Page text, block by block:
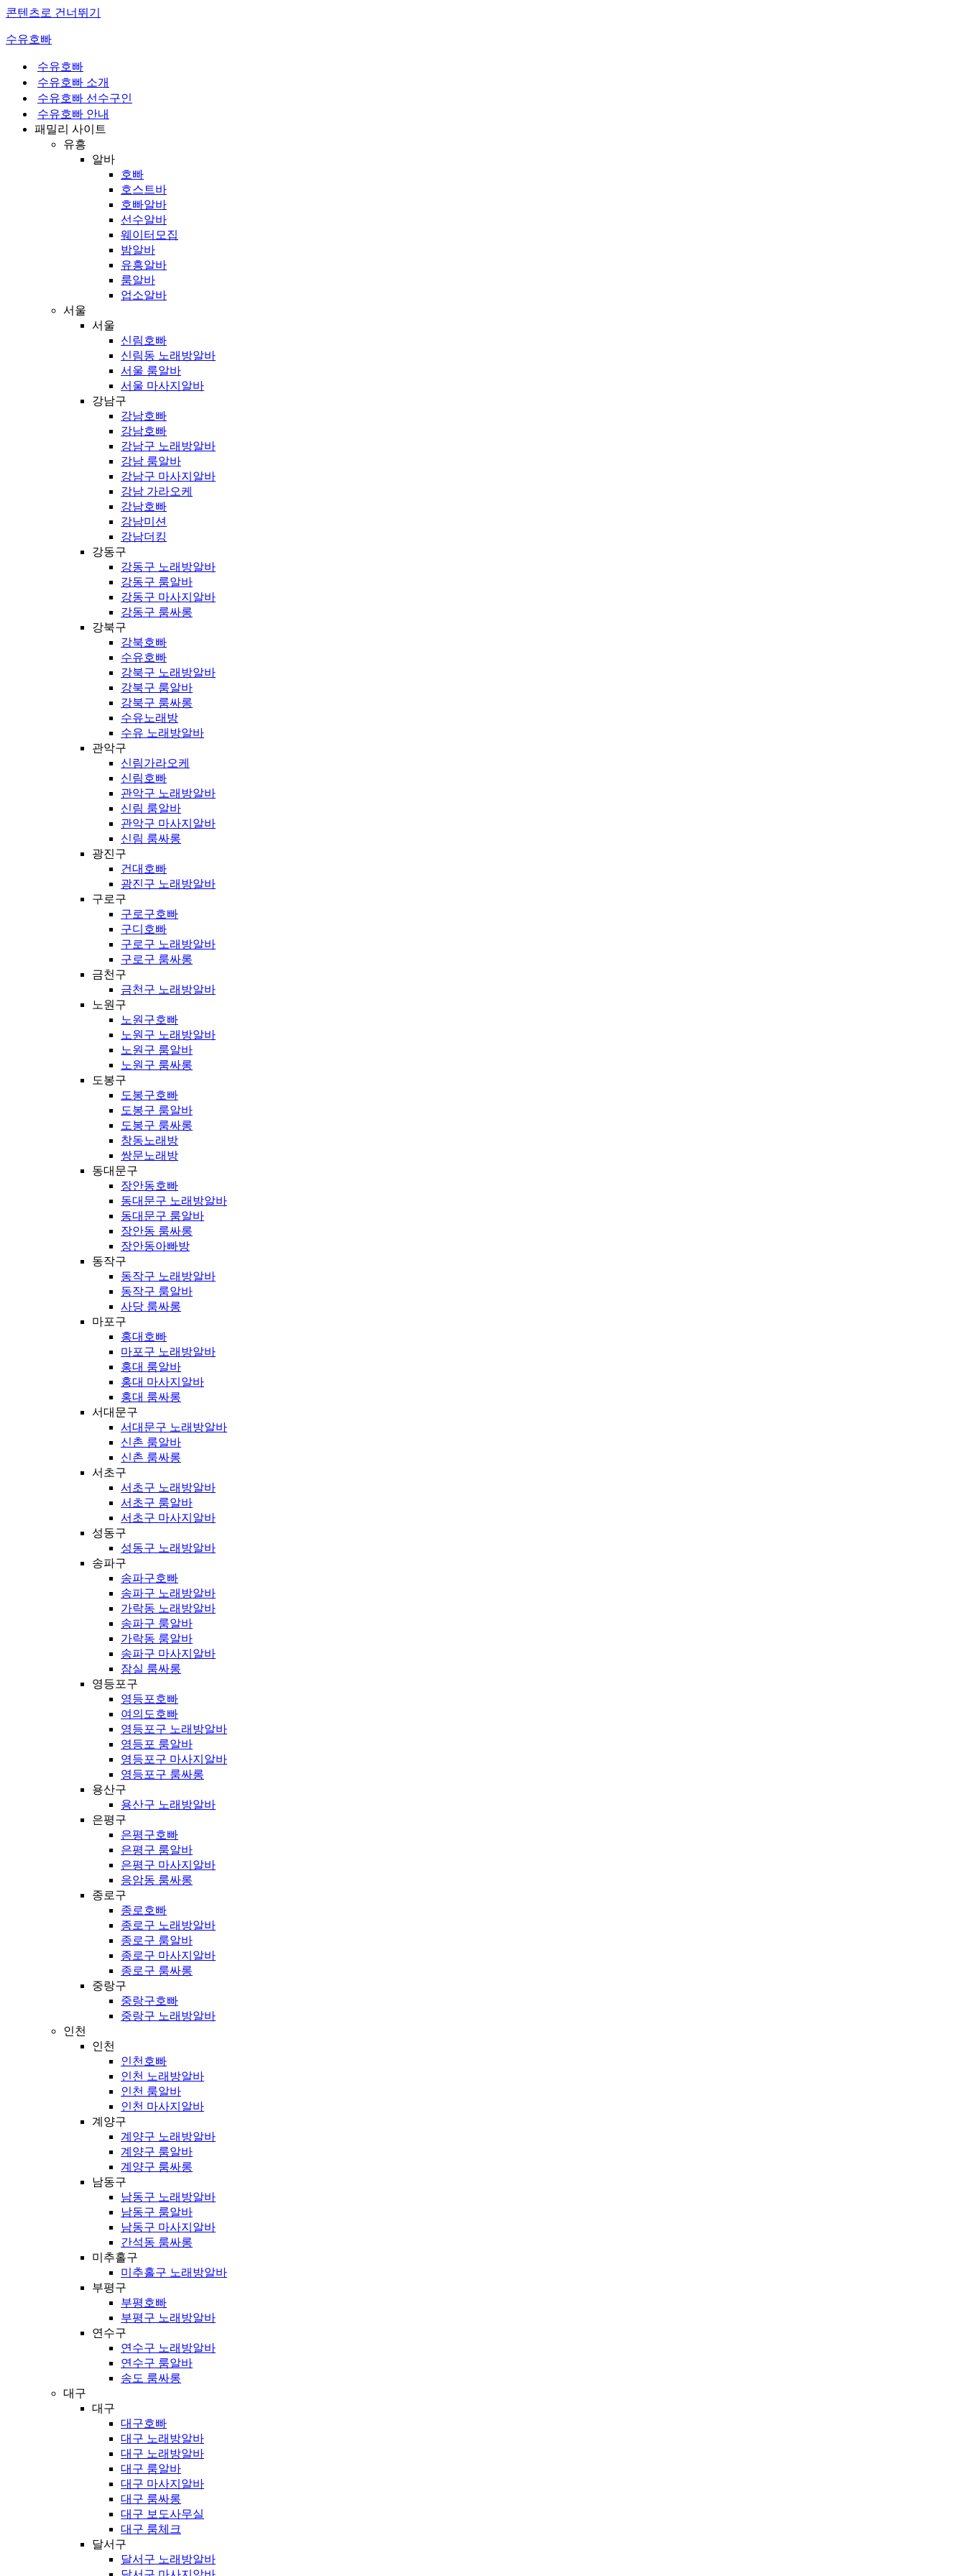
콘텐츠로 건너뛰기
수유호빠
수유호빠
수유호빠 소개
수유호빠 선수구인
수유호빠 안내
패밀리 사이트
유흥
알바
호빠
호스트바
호빠알바
선수알바
웨이터모집
밤알바
유흥알바
룸알바
업소알바
서울
서울
신림호빠
신림동 노래방알바
서울 룸알바
서울 마사지알바
강남구
강남호빠
강남호빠
강남구 노래방알바
강남 룸알바
강남구 마사지알바
강남 가라오케
강남호빠
강남미션
강남더킹
강동구
강동구 노래방알바
강동구 룸알바
강동구 마사지알바
강동구 룸싸롱
강북구
강북호빠
수유호빠
강북구 노래방알바
강북구 룸알바
강북구 룸싸롱
수유노래방
수유 노래방알바
관악구
신림가라오케
신림호빠
관악구 노래방알바
신림 룸알바
관악구 마사지알바
신림 룸싸롱
광진구
건대호빠
광진구 노래방알바
구로구
구로구호빠
구디호빠
구로구 노래방알바
구로구 룸싸롱
금천구
금천구 노래방알바
노원구
노원구호빠
노원구 노래방알바
노원구 룸알바
노원구 룸싸롱
도봉구
도봉구호빠
도봉구 룸알바
도봉구 룸싸롱
창동노래방
쌍문노래방
동대문구
장안동호빠
동대문구 노래방알바
동대문구 룸알바
장안동 룸싸롱
장안동아빠방
동작구
동작구 노래방알바
동작구 룸알바
사당 룸싸롱
마포구
홍대호빠
마포구 노래방알바
홍대 룸알바
홍대 마사지알바
홍대 룸싸롱
서대문구
서대문구 노래방알바
신촌 룸알바
신촌 룸싸롱
서초구
서초구 노래방알바
서초구 룸알바
서초구 마사지알바
성동구
성동구 노래방알바
송파구
송파구호빠
송파구 노래방알바
가락동 노래방알바
송파구 룸알바
가락동 룸알바
송파구 마사지알바
잠실 룸싸롱
영등포구
영등포호빠
여의도호빠
영등포구 노래방알바
영등포 룸알바
영등포구 마사지알바
영등포구 룸싸롱
용산구
용산구 노래방알바
은평구
은평구호빠
은평구 룸알바
은평구 마사지알바
응암동 룸싸롱
종로구
종로호빠
종로구 노래방알바
종로구 룸알바
종로구 마사지알바
종로구 룸싸롱
중랑구
중랑구호빠
중랑구 노래방알바
인천
인천
인천호빠
인천 노래방알바
인천 룸알바
인천 마사지알바
계양구
계양구 노래방알바
계양구 룸알바
계양구 룸싸롱
남동구
남동구 노래방알바
남동구 룸알바
남동구 마사지알바
간석동 룸싸롱
미추홀구
미추홀구 노래방알바
부평구
부평호빠
부평구 노래방알바
연수구
연수구 노래방알바
연수구 룸알바
송도 룸싸롱
대구
대구
대구호빠
대구 노래방알바
대구 노래방알바
대구 룸알바
대구 마사지알바
대구 룸싸롱
대구 보도사무실
대구 룸체크
달서구
달서구 노래방알바